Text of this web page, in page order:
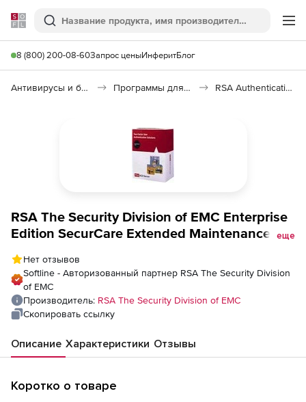
Softline
Поиск
8 (800) 200-08-60Запрос ценыИнферитБлог
Антивирусы и безопасность Программы для защиты информации RSA Authentication Manager
RSA The Security Division of EMC Enterprise
Edition SecurCare Extended Maintenance for
еще
Нет отзывов
Softline - Авторизованный партнер RSA The Security Division
of EMC
Производитель: RSA The Security Division of EMC
Скопировать ссылку
Описание Характеристики Отзывы
Коротко о товаре